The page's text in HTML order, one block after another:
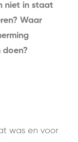
niet in staat
Waar
was en voor